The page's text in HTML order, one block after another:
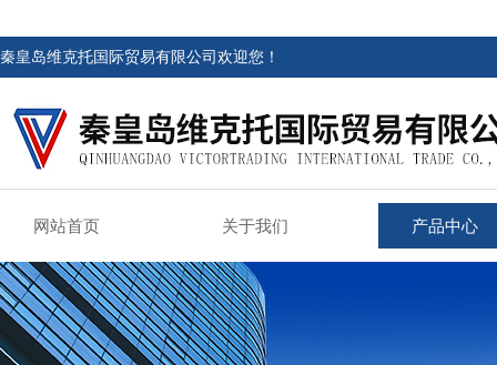
秦皇岛维克托国际贸易有限公司欢迎您！
网站首页 关于我们 产品中心